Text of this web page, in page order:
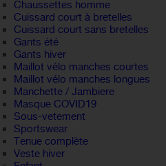
Chaussettes homme
Cuissard court à bretelles
Cuissard court sans bretelles
Gants été
Gants hiver
Maillot vélo manches courtes
Maillot vélo manches longues
Manchette / Jambiere
Masque COVID19
Sous-vetement
Sportswear
Tenue complète
Veste hiver